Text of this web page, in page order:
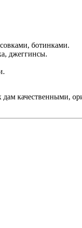
ботинками.
джеггинсы.
качественными,